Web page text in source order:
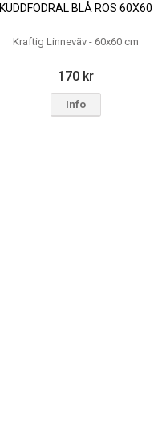
KUDDFODRAL BLÅ ROS 60X60
Kraftig Linneväv - 60x60 cm
170 kr
Info